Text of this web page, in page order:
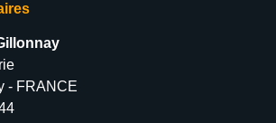
- FRANCE